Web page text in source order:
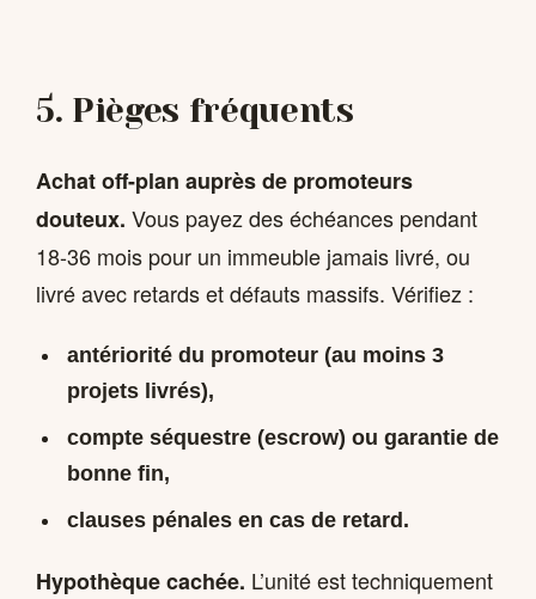
5. Pièges fréquents
Achat off-plan auprès de promoteurs
douteux. Vous payez des échéances pendant
18-36 mois pour un immeuble jamais livré, ou
livré avec retards et défauts massifs. Vérifiez :
antériorité du promoteur (au moins 3
projets livrés),
compte séquestre (escrow) ou garantie de
bonne fin,
clauses pénales en cas de retard.
Hypothèque cachée. L’unité est techniquement